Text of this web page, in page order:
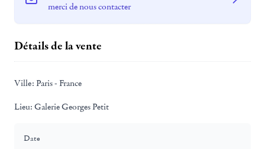
merci de nous contacter
Détails de la vente
Ville: Paris - France
Lieu: Galerie Georges Petit
Date